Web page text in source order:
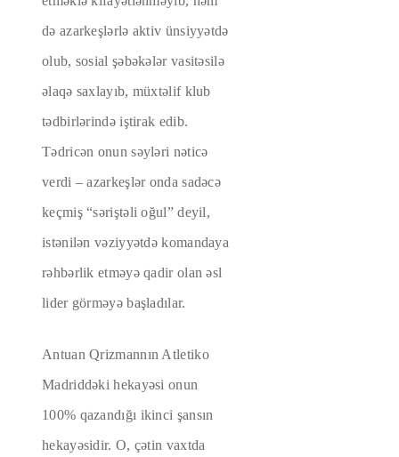
də azarkeşlərlə aktiv ünsiyyətdə
olub, sosial şəbəkələr vasitəsilə
əlaqə saxlayıb, müxtəlif klub
tədbirlərində iştirak edib.
Tədricən onun səyləri nəticə
verdi – azarkeşlər onda sadəcə
keçmiş “səriştəli oğul” deyil,
istənilən vəziyyətdə komandaya
rəhbərlik etməyə qadir olan əsl
lider görməyə başladılar.
Antuan Qrizmannın Atletiko
Madriddəki hekayəsi onun
100% qazandığı ikinci şansın
hekayəsidir. O, çətin vaxtda